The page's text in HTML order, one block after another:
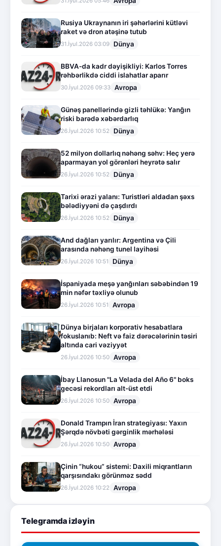
Rusiya Ukraynanın iri şəhərlərini kütləvi
raket və dron atəşinə tutub
31.İyul.2026 03:09 Dünya
BBVA-da kadr dəyişikliyi: Karlos Torres
rəhbərlikdə ciddi islahatlar aparır
30.İyul.2026 09:33 Avropa
Günəş panellərində gizli təhlükə: Yanğın
riski barədə xəbərdarlıq
26.İyul.2026 10:52 Dünya
52 milyon dollarlıq nəhəng səhv: Heç yerə
aparmayan yol görənləri heyrətə salır
26.İyul.2026 10:52 Dünya
Tarixi ərazi yalanı: Turistləri aldadan şəxs
bələdiyyəni də çaşdırdı
26.İyul.2026 10:52 Dünya
And dağları yarılır: Argentina və Çili
arasında nəhəng tunel layihəsi
26.İyul.2026 10:51 Dünya
İspaniyada meşə yanğınları səbəbindən 19
min nəfər təxliyə olunub
26.İyul.2026 10:51 Avropa
Dünya birjaları korporativ hesabatlara
fokuslanıb: Neft və faiz dərəcələrinin təsiri
altında cari vəziyyət
26.İyul.2026 10:50 Avropa
İbay Llanosun "La Velada del Año 6" boks
gecəsi rekordları alt-üst etdi
26.İyul.2026 10:50 Avropa
Donald Trampın İran strategiyası: Yaxın
Şərqdə növbəti gərginlik mərhələsi
26.İyul.2026 10:50 Avropa
Çinin “hukou” sistemi: Daxili miqrantların
qarşısındakı görünməz sədd
26.İyul.2026 10:22 Avropa
Telegramda izləyin